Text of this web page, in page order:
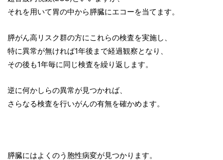
それを用いて胃の中から膵臓にエコーを当てます。
膵がん高リスク群の方にこれらの検査を実施し、
特に異常が無ければ1年後まで経過観察となり、
その後も1年毎に同じ検査を繰り返します。
逆に何かしらの異常が見つかれば、
さらなる検査を行いがんの有無を確かめます。
膵臓にはよくのう胞性病変が見つかります。